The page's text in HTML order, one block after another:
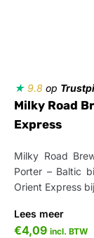
★ 9.8 op
Milky Road
Express
Milky Road
Porter – Baltic
Orient Express
Lees meer
€4,09 incl. BTW